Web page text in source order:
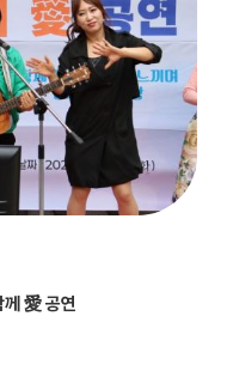
대가 담겨 있었습니다.바로 광양매화...
께 愛 공연